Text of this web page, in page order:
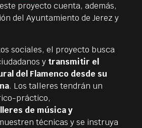
proyecto cuenta, además,
del Ayuntamiento de Jerez y
sociales, el proyecto busca
y transmitir el
del Flamenco desde su
. Los talleres tendrán un
práctico,
de música y
técnicas y se instruya